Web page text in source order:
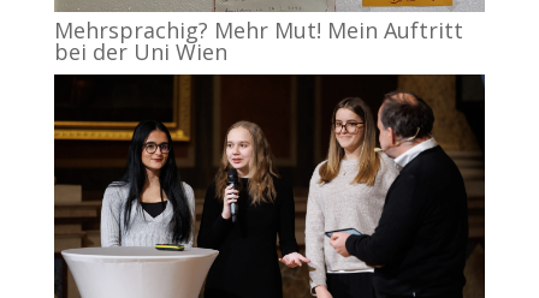
Mehrsprachig? Mehr Mut! Mein Auftritt
bei der Uni Wien